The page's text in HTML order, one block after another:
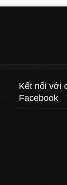
Kết nối với
Facebook